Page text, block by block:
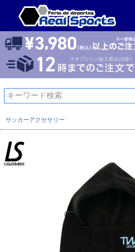
検索
サッカーアクセサリー